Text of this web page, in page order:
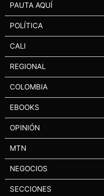
PAUTA AQUÍ
POLÍTICA
CALI
REGIONAL
COLOMBIA
EBOOKS
OPINIÓN
MTN
NEGOCIOS
SECCIONES